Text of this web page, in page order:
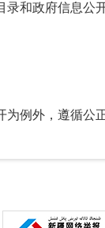
和政府信息公
例外，遵循公
的虚假或者不